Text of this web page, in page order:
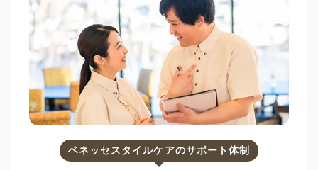
ベネッセスタイルケアのサポート体制